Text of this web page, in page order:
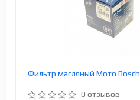
Фильтр масляный Мото Bosch
0 отзывов